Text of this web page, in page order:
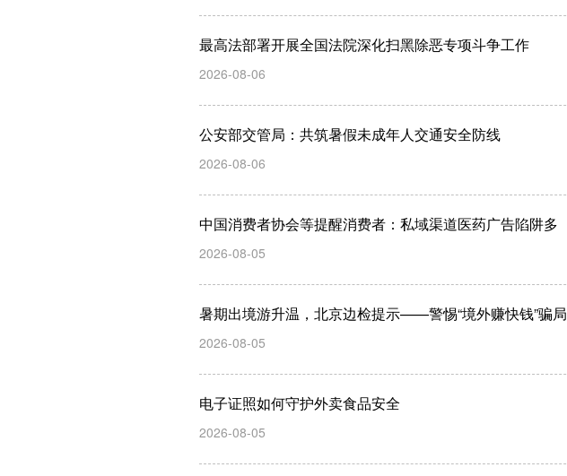
最高法部署开展全国法院深化扫黑除恶专项斗争工作
2026-08-06
公安部交管局：共筑暑假未成年人交通安全防线
2026-08-06
中国消费者协会等提醒消费者：私域渠道医药广告陷阱多
2026-08-05
暑期出境游升温，北京边检提示——警惕“境外赚快钱”骗局
2026-08-05
电子证照如何守护外卖食品安全
2026-08-05